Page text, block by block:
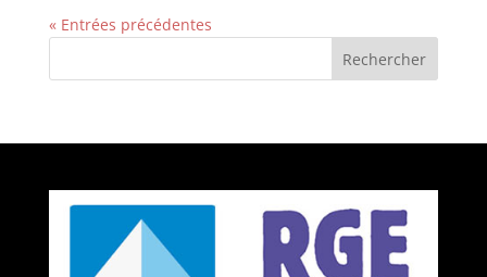
« Entrées précédentes
Rechercher